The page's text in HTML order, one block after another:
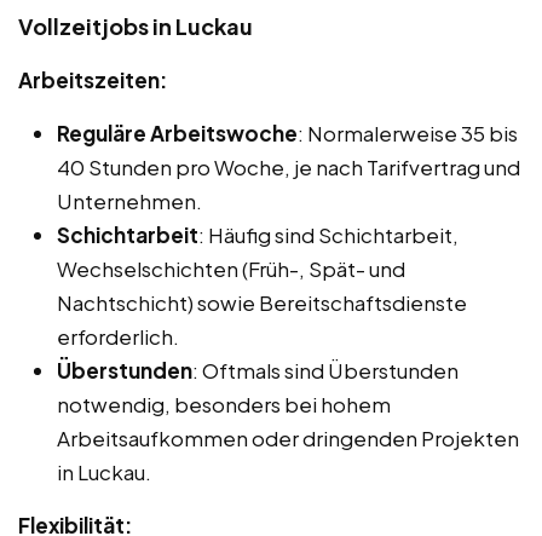
Vollzeitjobs in Luckau
Arbeitszeiten:
Reguläre Arbeitswoche: Normalerweise 35 bis
40 Stunden pro Woche, je nach Tarifvertrag und
Unternehmen.
Schichtarbeit: Häufig sind Schichtarbeit,
Wechselschichten (Früh-, Spät- und
Nachtschicht) sowie Bereitschaftsdienste
erforderlich.
Überstunden: Oftmals sind Überstunden
notwendig, besonders bei hohem
Arbeitsaufkommen oder dringenden Projekten
in Luckau.
Flexibilität: